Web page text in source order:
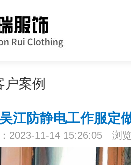
户案例
吴江防静电工作服定
2023-11-14 15:26:05 浏